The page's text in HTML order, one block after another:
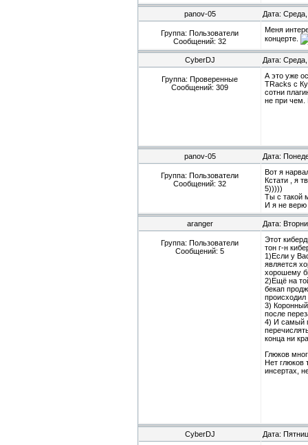
panov-05 Дата:
Группа: Пользователи
Сообщений: 32
Меня
концерте.
CyberDJ Дата:
Группа: Проверенные
Сообщений: 309
А это уже
TRacks c
сотни
не при чем.
panov-05 Дата:
Группа: Пользователи
Сообщений: 32
Вот я
Кстати , я
5)))))
Ты с такой
И я не верю
aranger Дата:
Группа: Пользователи
Сообщений: 5
Этот
тон г-н
1)Если у
является
хорошему
2)Ещё на
бекап
происходил
3)
после
4) И самый
конца ни
Глюков
Нет глюков
инсертах,
CyberDJ Дата: